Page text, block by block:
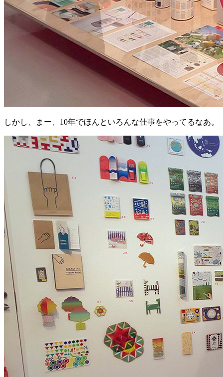
しかし、まー、10年でほんといろんな仕事をやってるなあ。